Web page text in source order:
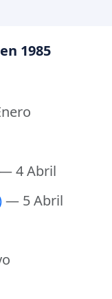
1985
4 Abril
— 5 Abril